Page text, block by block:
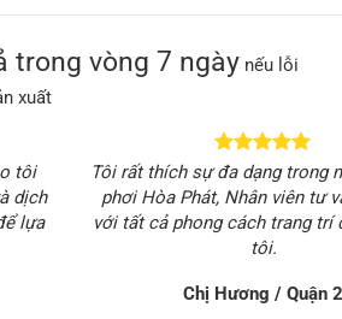
là:
tại
450.000₫.
trong vòng 7 ngày nếu lỗi
xuất
tôi
dịch
lựa
Tôi rất thích sự đa dạng trong
phơi Hòa Phát, Nhân viên tư
với tất cả phong cách trang trí
tôi.
Chị Hương / Quận